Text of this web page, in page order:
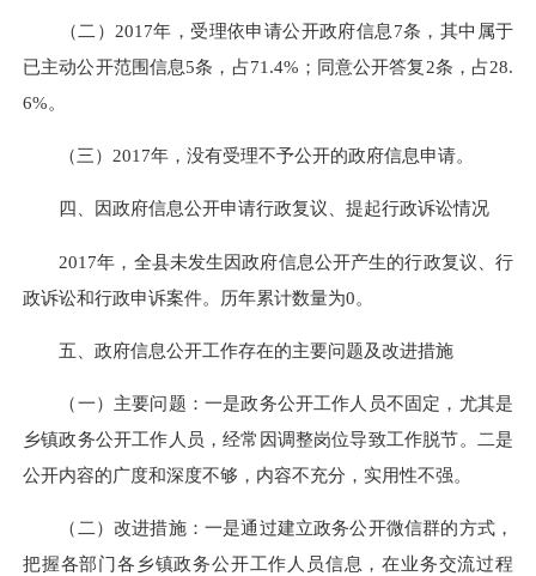
（二）2017年，受理依申请公开政府信息7条，其中属于
已主动公开范围信息5条，占71.4%；同意公开答复2条，占28.
6%。
（三）2017年，没有受理不予公开的政府信息申请。
四、因政府信息公开申请行政复议、提起行政诉讼情况
2017年，全县未发生因政府信息公开产生的行政复议、行
政诉讼和行政申诉案件。历年累计数量为0。
五、政府信息公开工作存在的主要问题及改进措施
（一）主要问题：一是政务公开工作人员不固定，尤其是
乡镇政务公开工作人员，经常因调整岗位导致工作脱节。二是
公开内容的广度和深度不够，内容不充分，实用性不强。
（二）改进措施：一是通过建立政务公开微信群的方式，
把握各部门各乡镇政务公开工作人员信息，在业务交流过程